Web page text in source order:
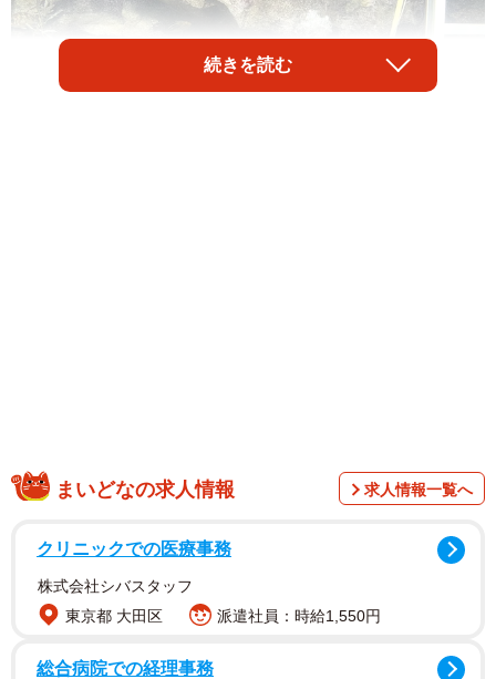
続きを読む
まいどなの求人情報 求人情報一覧へ
クリニックでの医療事務
株式会社シバスタッフ
東京都 大田区
派遣社員：時給1,550円
総合病院での経理事務